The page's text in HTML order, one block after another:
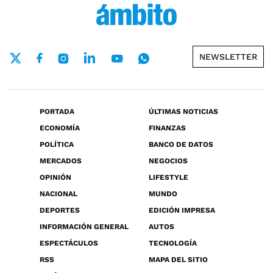
NEWSLETTER
PORTADA
ÚLTIMAS NOTICIAS
ECONOMÍA
FINANZAS
POLÍTICA
BANCO DE DATOS
MERCADOS
NEGOCIOS
OPINIÓN
LIFESTYLE
NACIONAL
MUNDO
DEPORTES
EDICIÓN IMPRESA
INFORMACIÓN GENERAL
AUTOS
ESPECTÁCULOS
TECNOLOGÍA
RSS
MAPA DEL SITIO